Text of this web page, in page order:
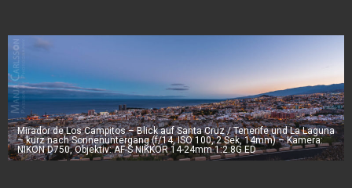
Mirador de Los Campitos – Blick auf Santa Cruz / Tenerife und La Laguna
– kurz nach Sonnenuntergang (f/14, ISO 100, 2 Sek, 14mm) – Kamera:
NIKON D750, Objektiv: AF-S NIKKOR 14-24mm 1:2.8G ED